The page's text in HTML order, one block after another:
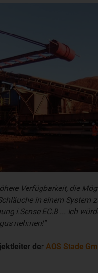
Verfügbarkeit, die
in einem System
i.Sense EC.B ... Ich
nehmen!"
der AOS Stade